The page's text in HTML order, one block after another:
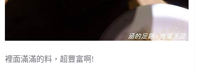
裡面滿滿的料，超豐富啊!